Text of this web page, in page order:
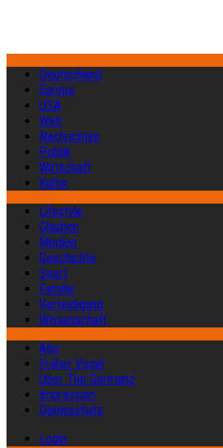
Deutschland
Europa
USA
Welt
Nachrichten
Politik
Wirtschaft
Kultur
Lifestyle
Glauben
Medien
Geschichte
Sport
Familie
Verteidigung
Wissenschaft
Abo
Früher Vogel
Über The Germanz
Impressum
Datenschutz
Login